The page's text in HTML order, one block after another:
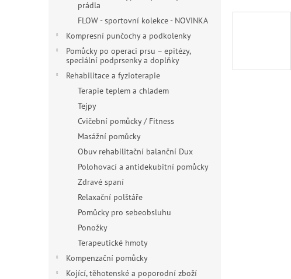
prádla
FLOW - sportovní kolekce - NOVINKA
Kompresní punčochy a podkolenky
Pomůcky po operaci prsu – epitézy,
speciální podprsenky a doplňky
Rehabilitace a fyzioterapie
Terapie teplem a chladem
Tejpy
Cvičební pomůcky / Fitness
Masážní pomůcky
Obuv rehabilitační balanční Dux
Polohovací a antidekubitní pomůcky
Zdravé spaní
Relaxační polštáře
Pomůcky pro sebeobsluhu
Ponožky
Terapeutické hmoty
Kompenzační pomůcky
Kojící, těhotenské a poporodní zboží